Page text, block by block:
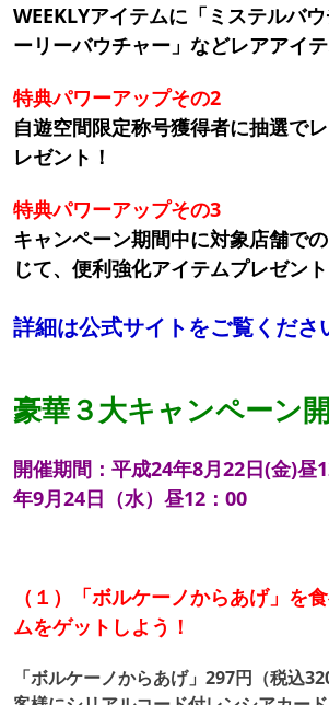
WEEKLYアイテムに「ミステルバ
ーリーバウチャー」などレアアイテ
特典パワーアップその2
自遊空間限定称号獲得者に抽選で
レゼント！
特典パワーアップその3
キャンペーン期間中に対象店舗で
じて、便利強化アイテムプレゼント
詳細は公式サイトをご覧くださ
豪華３大キャンペーン
開催期間：平成24年8月22日(金)昼
年9月24日（水）昼12：00
（１）「ボルケーノからあげ」を
ムをゲットしよう！
「ボルケーノからあげ」297円（税込